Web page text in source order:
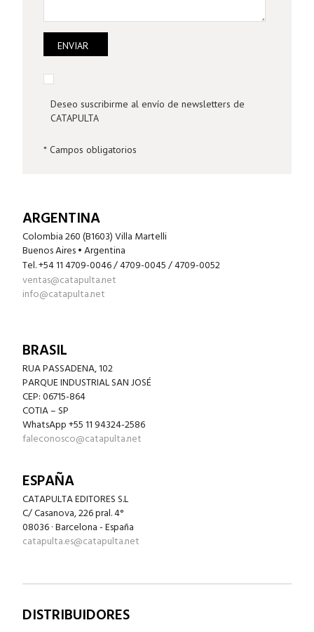
Deseo suscribirme al envío de newsletters de
CATAPULTA
* Campos obligatorios
ARGENTINA
Colombia 260 (B1603) Villa Martelli
Buenos Aires • Argentina
Tel. +54 11 4709-0046 / 4709-0045 / 4709-0052
ventas@catapulta.net
info@catapulta.net
BRASIL
RUA PASSADENA, 102
PARQUE INDUSTRIAL SAN JOSÉ
CEP: 06715-864
COTIA – SP
WhatsApp +55 11 94324-2586
faleconosco@catapulta.net
ESPAÑA
CATAPULTA EDITORES S.L
C/ Casanova, 226 pral. 4°
08036 · Barcelona - España
catapulta.es@catapulta.net
DISTRIBUIDORES